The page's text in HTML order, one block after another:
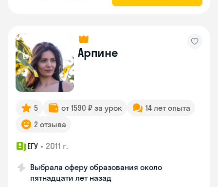
Арпине
5 от 1590 ₽ за урок
14 лет опыта
2 отзыва
ЕГУ • 2011 г.
Выбрала сферу образования около
пятнадцати лет назад